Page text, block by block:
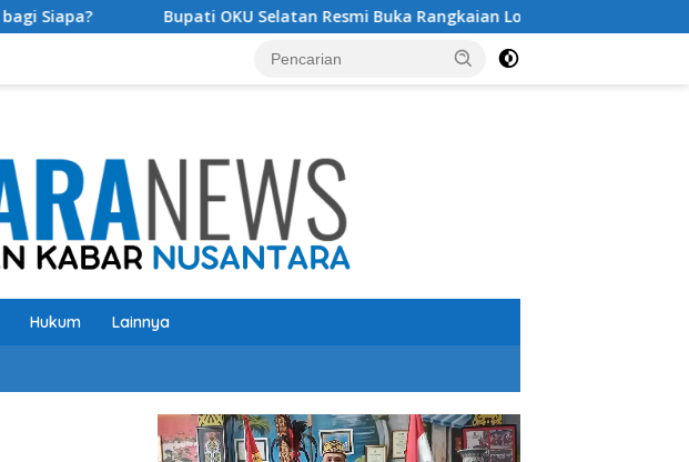
Bupati OKU Selatan Resmi Buka Rangkaian Lomba Peringatan HUT RI ke-81
Hukum Lainnya
Pemutar
Video